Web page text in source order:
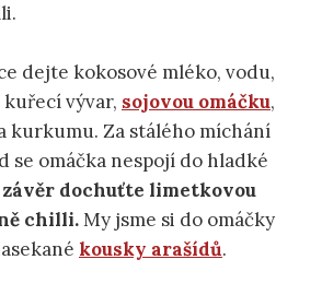
dejte kokosové mléko, vodu,
kuřecí vývar, sojovou omáčku,
kurkumu. Za stálého míchání
se omáčka nespojí do hladké
závěr dochuťte limetkovou
chilli.My jsme si do omáčky
kousky arašídů.